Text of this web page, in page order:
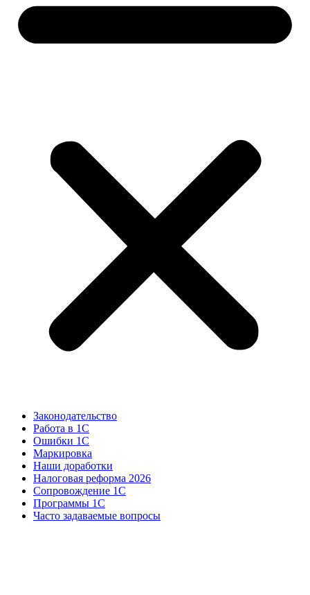
Законодательство
Работа в 1С
Ошибки 1С
Маркировка
Наши доработки
Налоговая реформа 2026
Сопровождение 1С
Программы 1С
Часто задаваемые вопросы